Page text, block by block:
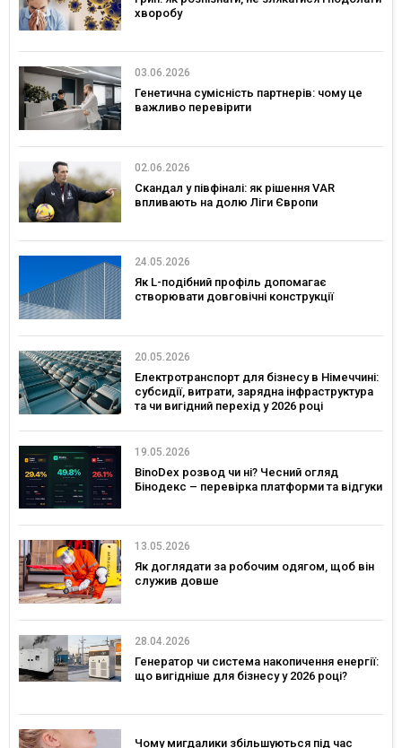
хворобу
03.06.2026
Генетична сумісність партнерів: чому це
важливо перевірити
02.06.2026
Скандал у півфіналі: як рішення VAR
впливають на долю Ліги Європи
24.05.2026
Як L-подібний профіль допомагає
створювати довговічні конструкції
20.05.2026
Електротранспорт для бізнесу в Німеччині:
субсидії, витрати, зарядна інфраструктура
та чи вигідний перехід у 2026 році
19.05.2026
BinoDex розвод чи ні? Чесний огляд
Бінодекс – перевірка платформи та відгуки
13.05.2026
Як доглядати за робочим одягом, щоб він
служив довше
28.04.2026
Генератор чи система накопичення енергії:
що вигідніше для бізнесу у 2026 році?
Чому мигдалики збільшуються під час